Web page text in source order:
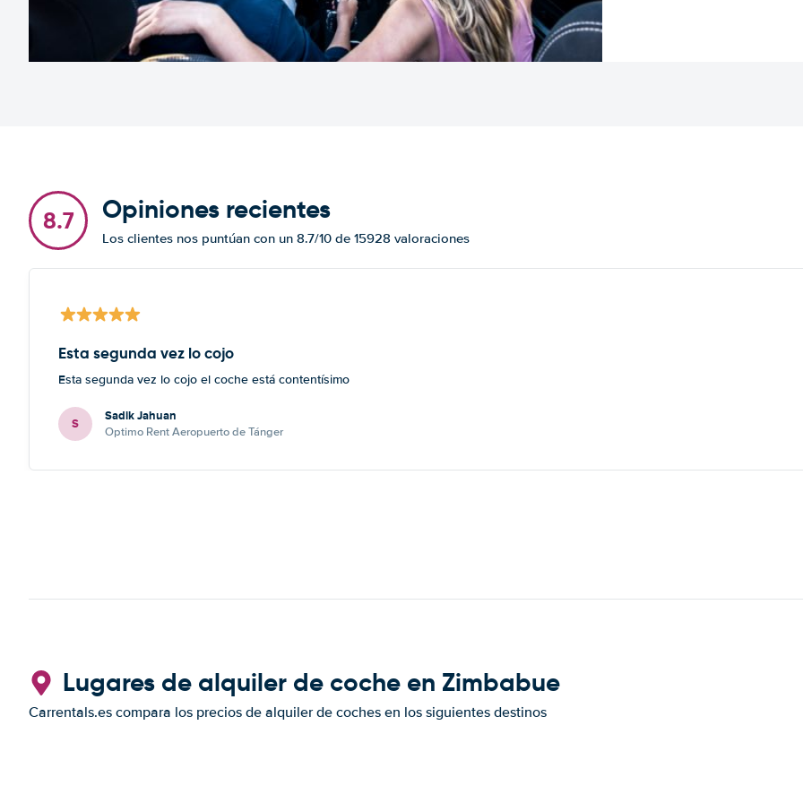
8.7 Opiniones recientes
Los clientes nos puntúan con un 8.7/10 de 15928 valoraciones
Esta segunda vez lo cojo
Esta segunda vez lo cojo el coche está contentísimo
S Sadik Jahuan
Optimo Rent Aeropuerto de Tánger
Lugares de alquiler de coche en Zimbabue
Carrentals.es compara los precios de alquiler de coches en los siguientes destinos